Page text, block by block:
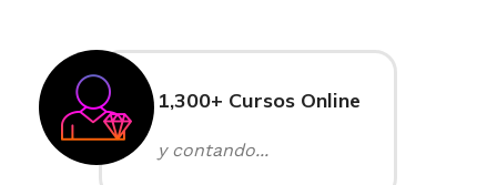
1,300+ Cursos Online
y contando...